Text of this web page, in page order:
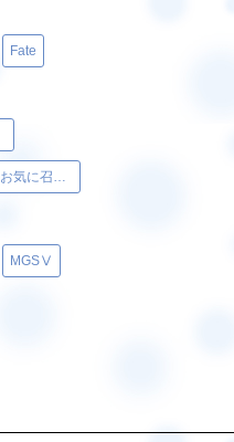
Fate
ベルゼブブ嬢のお気に召すまま。
MGSⅤ